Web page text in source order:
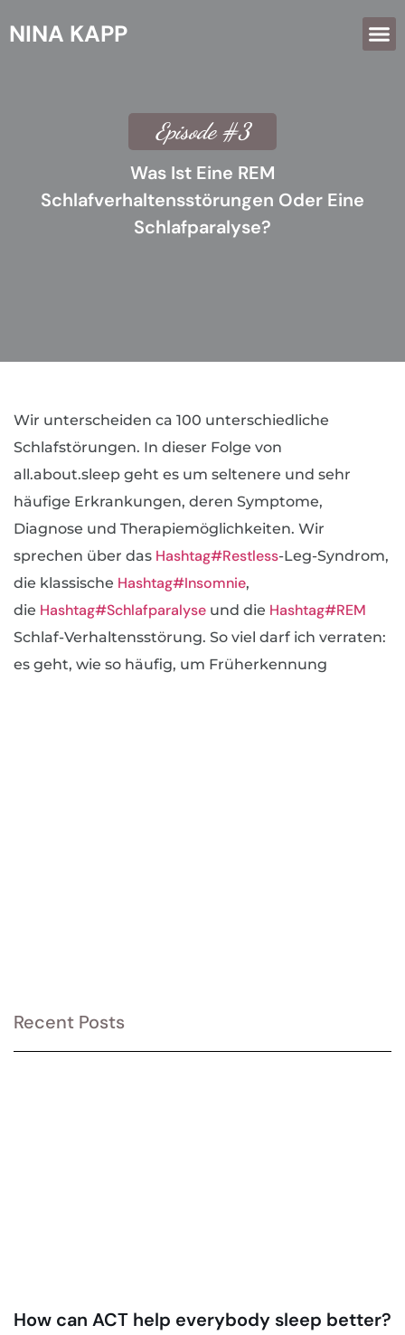
NINA KAPP
Episode #3
Was Ist Eine REM
Schlafverhaltensstörungen Oder Eine
Schlafparalyse?
Wir unterscheiden ca 100 unterschiedliche
Schlafstörungen. In dieser Folge von
all.about.sleep geht es um seltenere und sehr
häufige Erkrankungen, deren Symptome,
Diagnose und Therapiemöglichkeiten. Wir
sprechen über das Hashtag#Restless-Leg-Syndrom,
die klassische Hashtag#Insomnie,
die Hashtag#Schlafparalyse und die Hashtag#REM
Schlaf-Verhaltensstörung. So viel darf ich verraten:
es geht, wie so häufig, um Früherkennung
Recent Posts
How can ACT help everybody sleep better?